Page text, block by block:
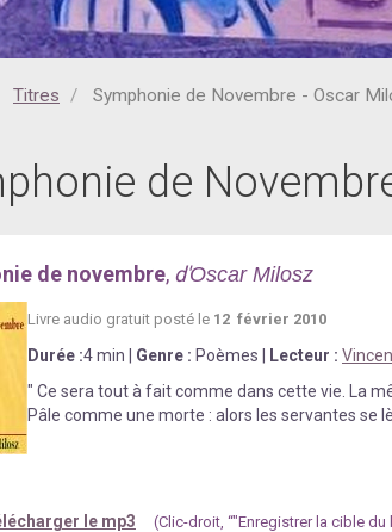
Titres Symphonie de Novembre - Oscar
de
de novembre, d'Oscar Milosz
Livre aud io gratuit posté le 12 février 2010
Durée :4 min Genre : Poèmes Lecteur :
" Ce sera tout à fait comme dans cette vie. La
Pâle comme une morte : alors les servantes se
le mp3 (Clic-droit, “"Enregistrer la cible du